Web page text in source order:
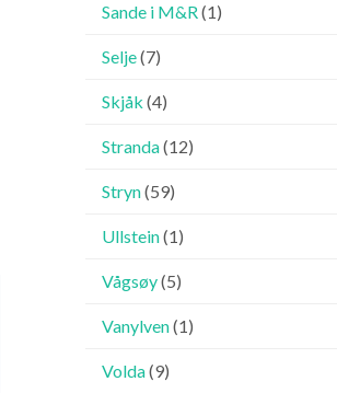
Sande i M&R(1)
Selje(7)
Skjåk (4)
Stranda(12)
Stryn(59)
Ullstein(1)
Vågsøy(5)
Vanylven(1)
Volda(9)